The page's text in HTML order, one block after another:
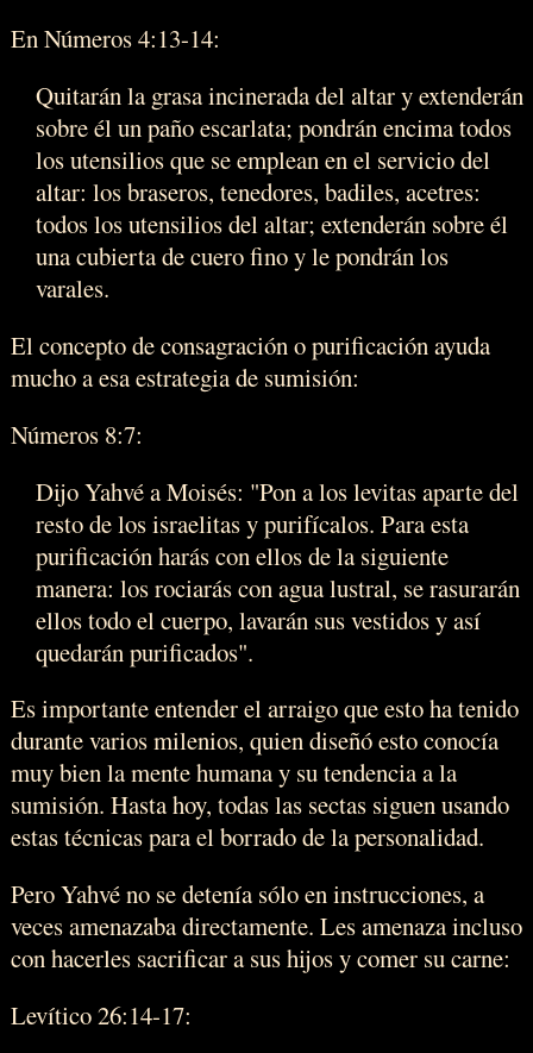
En Números 4:13-14:
Quitarán la grasa incinerada del altar y extenderán
sobre él un paño escarlata; pondrán encima todos
los utensilios que se emplean en el servicio del
altar: los braseros, tenedores, badiles, acetres:
todos los utensilios del altar; extenderán sobre él
una cubierta de cuero fino y le pondrán los
varales.
El concepto de consagración o purificación ayuda
mucho a esa estrategia de sumisión:
Números 8:7:
Dijo Yahvé a Moisés: "Pon a los levitas aparte del
resto de los israelitas y purifícalos. Para esta
purificación harás con ellos de la siguiente
manera: los rociarás con agua lustral, se rasurarán
ellos todo el cuerpo, lavarán sus vestidos y así
quedarán purificados".
Es importante entender el arraigo que esto ha tenido
durante varios milenios, quien diseñó esto conocía
muy bien la mente humana y su tendencia a la
sumisión. Hasta hoy, todas las sectas siguen usando
estas técnicas para el borrado de la personalidad.
Pero Yahvé no se detenía sólo en instrucciones, a
veces amenazaba directamente. Les amenaza incluso
con hacerles sacrificar a sus hijos y comer su carne:
Levítico 26:14-17: